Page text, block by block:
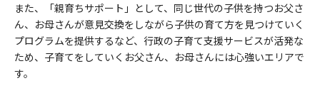
また、「親育ちサポート」として、同じ世代の子供を持つお父さ
ん、お母さんが意見交換をしながら子供の育て方を見つけていく
プログラムを提供するなど、行政の子育て支援サービスが活発な
ため、子育てをしていくお父さん、お母さんには心強いエリアで
す。